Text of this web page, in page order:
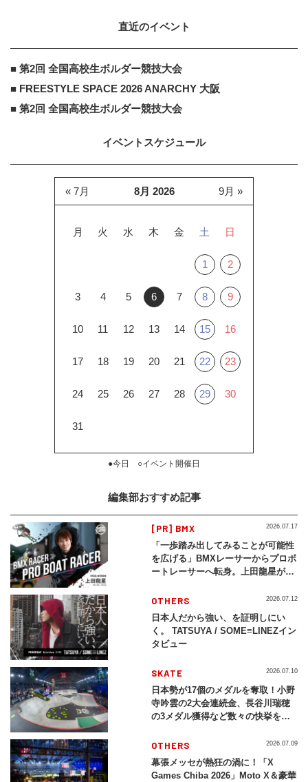
直近のイベント
■ 第2回 全国高校生ボルダー競技大会
■ FREESTYLE SPACE 2026 ANARCHY 大阪
■ 第2回 全国高校生ボルダー競技大会
イベントスケジュール
8月 2026
月 火 水 木 金 土 日
1 2
3 4 5 6 7 8 9
10 11 12 13 14 15 16
17 18 19 20 21 22 23
24 25 26 27 28 29 30
31
« 7月 9月 »
●今日 ○イベント開催日
編集部おすすめ記事
[PR] BMX
「一歩踏み出してみることが可能性
を広げる」BMXレーサーからプロボ
ートレーサーへ転身。上田龍星が体
2026.07.17
OTHERS
日本人だから強い、を証明しにい
く。 TATSUYA / SOME≡LINEZイン
タビュー
2026.07.12
SKATE
日本勢が17個のメダルを奪取！小野
寺吟雲の2大会連続金、長谷川瑞穂
の3メダル獲得など数々の快挙をプ
2026」
2026.07.10
OTHERS
幕張メッセが熱狂の渦に！「X
Games Chiba 2026」Moto X＆豪華
2026.07.09